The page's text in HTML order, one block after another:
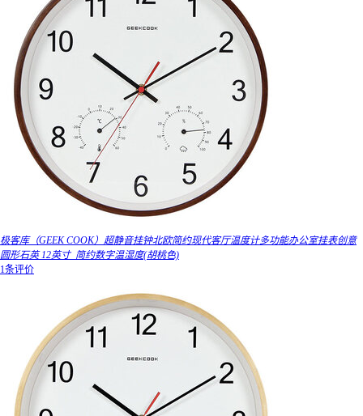
极客库（GEEK COOK）超静音挂钟北欧简约现代客厅温度计多功能办公室挂表创意
圆形石英 12英寸_简约数字温湿度(胡桃色)
1条评价